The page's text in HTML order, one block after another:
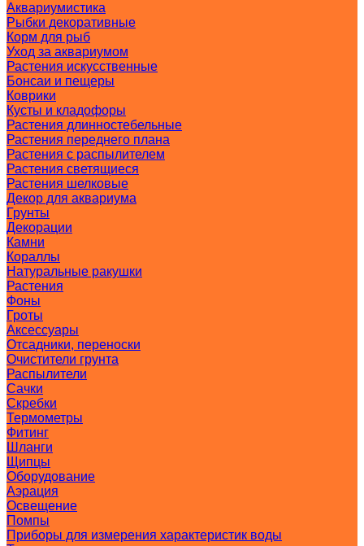
Аквариумистика
Рыбки декоративные
Корм для рыб
Уход за аквариумом
Растения искусственные
Бонсаи и пещеры
Коврики
Кусты и кладофоры
Растения длинностебельные
Растения переднего плана
Растения с распылителем
Растения светящиеся
Растения шелковые
Декор для аквариума
Грунты
Декорации
Камни
Кораллы
Натуральные ракушки
Растения
Фоны
Гроты
Аксессуары
Отсадники, переноски
Очистители грунта
Распылители
Сачки
Скребки
Термометры
Фитинг
Шланги
Щипцы
Оборудование
Аэрация
Освещение
Помпы
Приборы для измерения характеристик воды